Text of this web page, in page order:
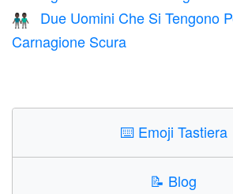
👬🏿
Due Uomini Che Si Tengono
Carnagione Scura
⌨️ Emoji Tastiera
📝 Blog